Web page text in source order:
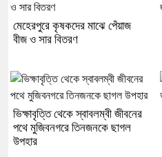
মেহেরপুরে কৃষকদের মাঝে পেঁয়াজ
বীজ ও সার বিতরণ
ভিক্ষাবৃত্তি থেকে স্বাবলম্বী জীবনের
পথে মুজিবনগরে তিনজনকে ছাগল
উপহার